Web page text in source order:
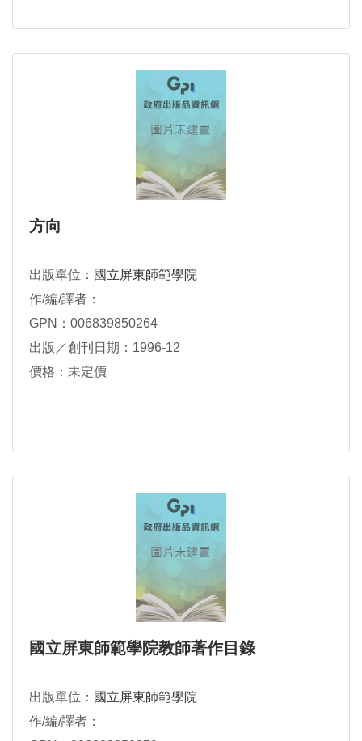
方向
出版單位： 國立屏東師範學院
作/編/譯者：
GPN：006839850264
出版／創刊日期：1996-12
價格：未定價
國立屏東師範學院教師著作目錄
出版單位： 國立屏東師範學院
作/編/譯者：